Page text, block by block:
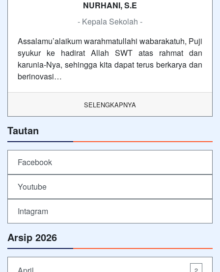
NURHANI, S.E
- Kepala Sekolah -
Assalamu’alaikum warahmatullahi wabarakatuh, Puji
syukur ke hadirat Allah SWT atas rahmat dan
karunia-Nya, sehingga kita dapat terus berkarya dan
berinovasi…
SELENGKAPNYA
Tautan
Facebook
Youtube
Intagram
Arsip 2026